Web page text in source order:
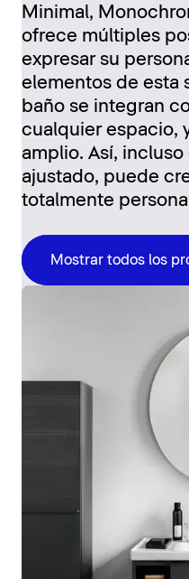
Minimal,
ofrece múltiples
expresar su
elementos de esta
baño se integran
cualquier espacio,
amplio. Así,
ajustado, puede
totalmente
Mostrar todos los